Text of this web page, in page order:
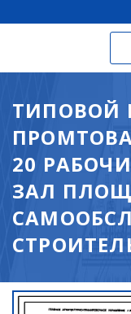
ТИПОВОЙ
20
ЗАЛ